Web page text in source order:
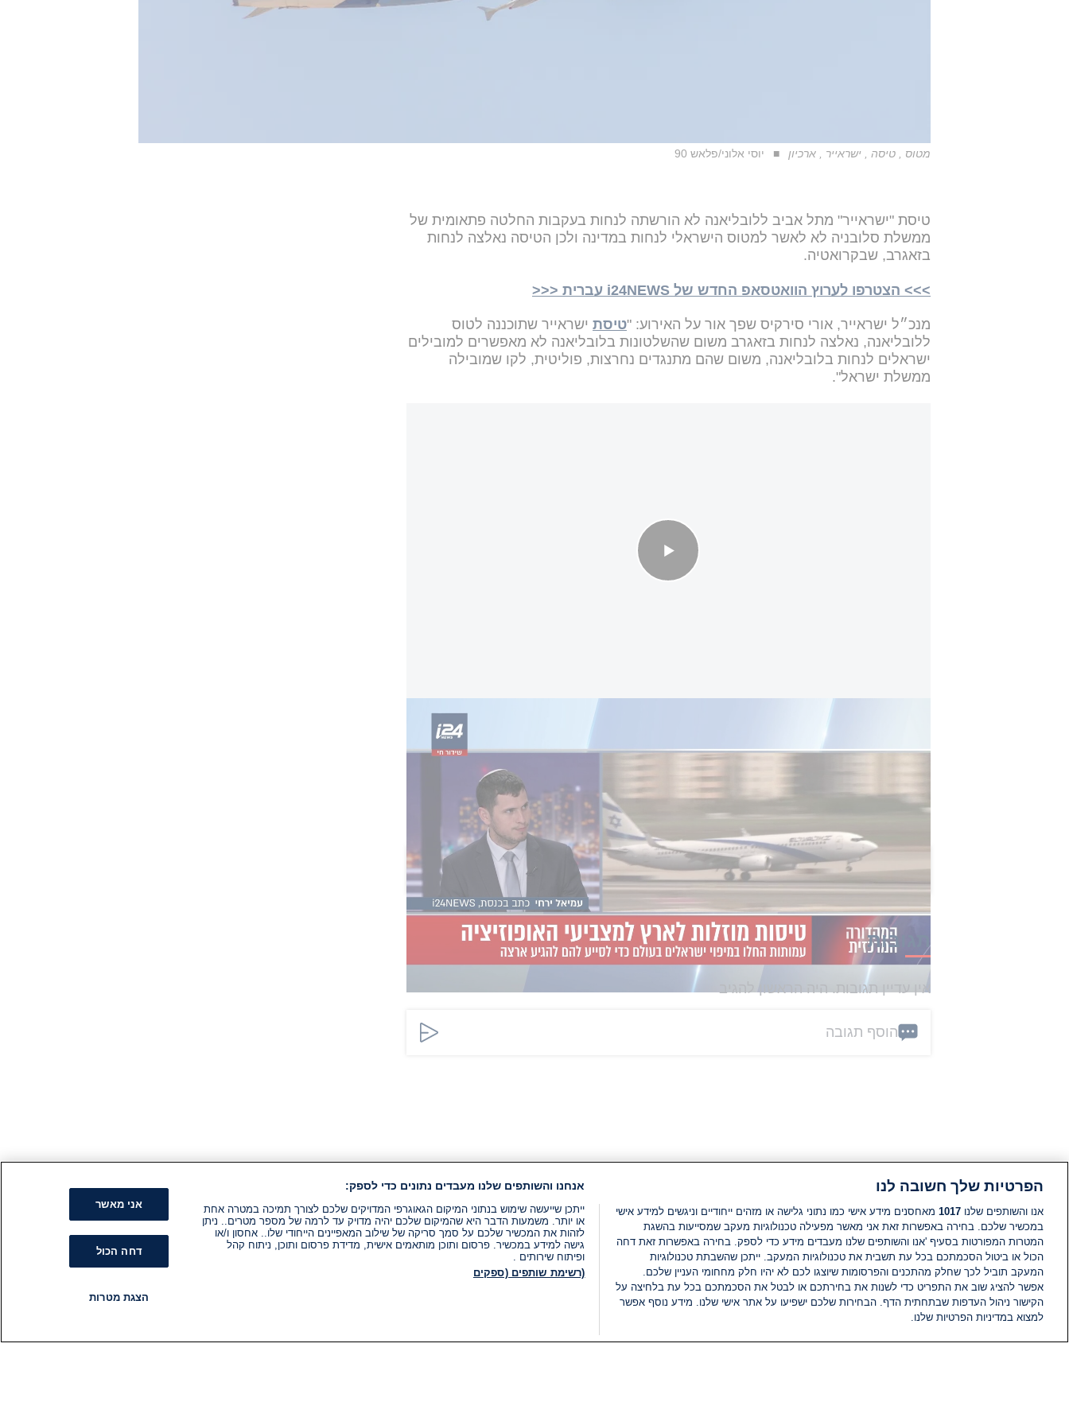
מטוס , טיסה , ישראייר , ארכיון יוסי אלוני/פלאש 90
טיסת "ישראייר" מתל אביב ללובליאנה לא הורשתה לנחות בעקבות החלטה פתאומית של
ממשלת סלובניה לא לאשר למטוס הישראלי לנחות במדינה ולכן הטיסה נאלצה לנחות
בזאגרב, שבקרואטיה.
>>> הצטרפו לערוץ הוואטסאפ החדש של i24NEWS עברית <<<
מנכ״ל ישראייר, אורי סירקיס שפך אור על האירוע: "טיסת ישראייר שתוכננה לטוס
ללובליאנה, נאלצה לנחות בזאגרב משום שהשלטונות בלובליאנה לא מאפשרים למובילים
ישראלים לנחות בלובליאנה, משום שהם מתנגדים נחרצות, פוליטית, לקו שמובילה
ממשלת ישראל".
סירקיס הוסיף כי "מדובר בהפרה בוטה של הסכמי התעופה של ההסכמים של האיחוד
האירופי. מעורבים בכך משרד החוץ, רשות תעופה אזרחית, אך לצערנו כל הניסיונות
עלו בתוהו". יצוין כי מדובר בפעם הראשונה שמתרחש אירוע כזה עם מטוס של
החברה במדינה.
הכתבה הזו קיבלה 0 תגובות הוסף תגובה
תגובות
אין עדיין תגובות. היה הראשון להגיב
הוסף תגובה
הפרטיות שלך חשובה לנו
אנו והשותפים שלנו 1017 מאחסנים מידע אישי כמו נתוני גלישה או מזהים ייחודיים וניגשים למידע אישי
במכשיר שלכם. בחירה באפשרות זאת אני מאשר מפעילה טכנולוגיות מעקב שמסייעות בהשגת
המטרות המפורטות בסעיף 'אנו והשותפים שלנו מעבדים מידע כדי לספק. בחירה באפשרות זאת דחה
הכול או ביטול הסכמתכם בכל עת תשבית את טכנולוגיות המעקב. ייתכן שהשבתת טכנולוגיות
המעקב תוביל לכך שחלק מהתכנים והפרסומות שיוצגו לכם לא יהיו חלק מחחומי העניין שלכם.
אפשר להציג שוב את התפריט כדי לשנות את בחירתכם או לבטל את הסכמתכם בכל עת בלחיצה על
הקישור ניהול העדפות שבתחתית הדף. הבחירות שלכם ישפיעו על אתר אישי שלנו. מידע נוסף אפשר
למצוא במדיניות הפרטיות שלנו.
אנחנו והשותפים שלנו מעבדים נתונים כדי לספק:
ייתכן שייעשה שימוש בנתוני המיקום הגאוגרפי המדויקים שלכם לצורך תמיכה במטרה אחת
או יותר. משמעות הדבר היא שהמיקום שלכם יהיה מדויק עד לרמה של מספר מטרים.. ניתן
לזהות את המכשיר שלכם על סמך סריקה של שילוב המאפיינים הייחודי שלו.. אחסון ו/או
גישה למידע במכשיר. פרסום ותוכן מותאמים אישית, מדידת פרסום ותוכן, ניתוח קהל
ופיתוח שירותים .
(רשימת שותפים (ספקים
אני מאשר
דחה הכול
הצגת מטרות